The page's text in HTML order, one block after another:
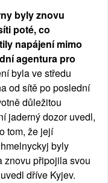
byly znovu
poté, co
napájení mimo
agentura pro
byla ve středu
od sítě po poslední
důležitou
jaderný dozor uvedl,
tom, že její
byly
znovu připojila svou
dříve Kyjev.